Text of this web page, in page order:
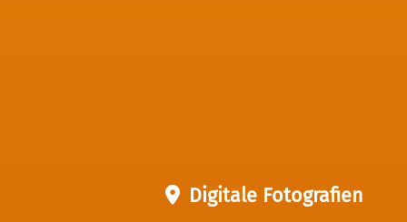
Digitale Fotografien